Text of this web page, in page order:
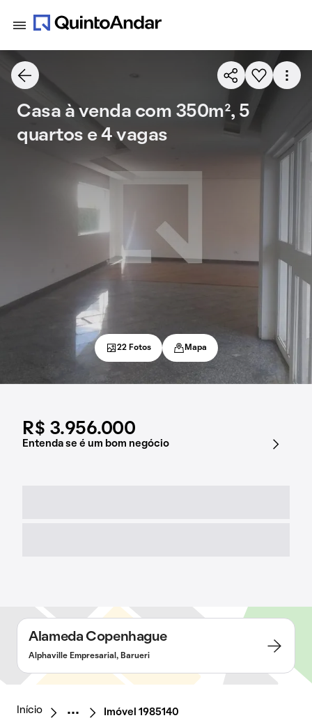
R$ 3.956.000
Entenda se é um bom negócio
Casa à venda com 350m², 5
quartos e 4 vagas
22 Fotos Mapa
Alameda Copenhague
Alphaville Empresarial, Barueri
Início Imóvel 1985140